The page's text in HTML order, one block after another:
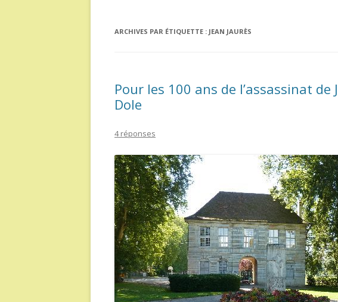
ARCHIVES PAR ÉTIQUETTE : JEAN JAURÈS
Pour les 100 ans de l’assassinat
Dole
4 réponses